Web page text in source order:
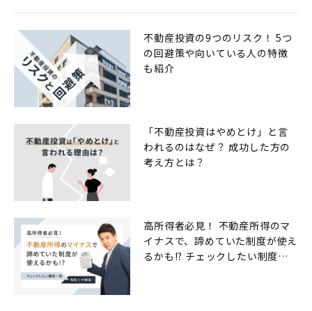
不動産投資の9つのリスク！ 5つ
の回避策や向いている人の特徴
も紹介
「不動産投資はやめとけ」と言
われるのはなぜ？ 成功した方の
考え方とは？
高所得者必見！ 不動産所得のマ
イナスで、諦めていた制度が使え
るかも!? チェックしたい制度一